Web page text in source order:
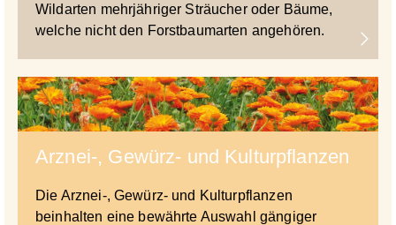
Wildarten mehrjähriger Sträucher oder Bäume,
welche nicht den Forstbaumarten angehören.
Arznei-, Gewürz- und Kulturpflanzen
Die Arznei-, Gewürz- und Kulturpflanzen
beinhalten eine bewährte Auswahl gängiger